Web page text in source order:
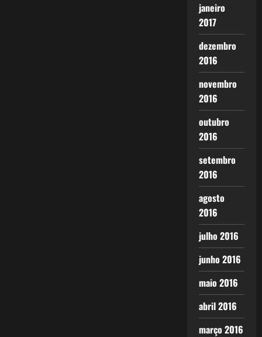
janeiro
2017
dezembro
2016
novembro
2016
outubro
2016
setembro
2016
agosto
2016
julho 2016
junho 2016
maio 2016
abril 2016
março 2016